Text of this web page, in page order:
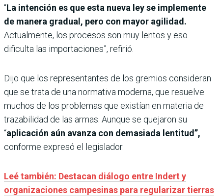
“La intención es que esta nueva ley se implemente
de manera gradual, pero con mayor agilidad.
Actualmente, los procesos son muy lentos y eso
dificulta las importaciones”, refirió.
Dijo que los representantes de los gremios consideran
que se trata de una normativa moderna, que resuelve
muchos de los problemas que existían en materia de
trazabilidad de las armas. Aunque se quejaron su
“aplicación aún avanza con demasiada lentitud”,
conforme expresó el legislador.
Leé también: Destacan diálogo entre Indert y
organizaciones campesinas para regularizar tierras